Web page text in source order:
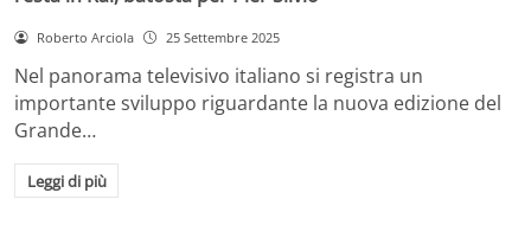
Roberto Arciola 25 Settembre 2025
Nel panorama televisivo italiano si registra un
importante sviluppo riguardante la nuova edizione del
Grande…
Leggi di più